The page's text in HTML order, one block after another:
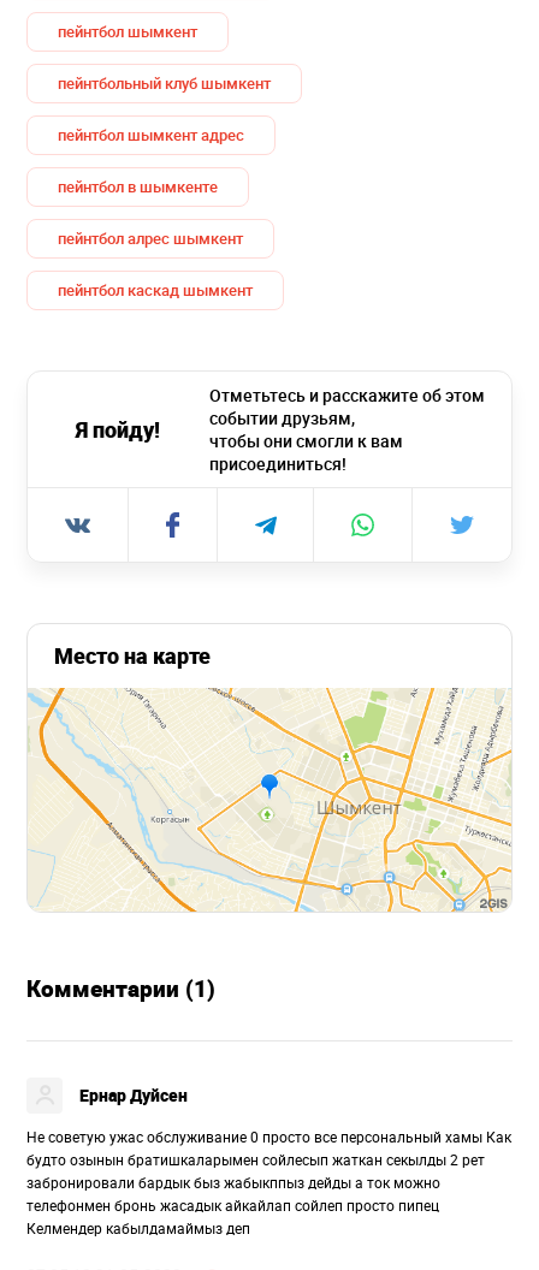
пейнтбол шымкент
пейнтбольный клуб шымкент
пейнтбол шымкент адрес
пейнтбол в шымкенте
пейнтбол алрес шымкент
пейнтбол каскад шымкент
Я пойду!
Отметьтесь и расскажите об этом
событии друзьям,
чтобы они смогли к вам
присоединиться!
Место на карте
Комментарии (1)
Ернар Дуйсен
Не советую ужас обслуживание 0 просто все персональный хамы Как
будто озынын братишкаларымен сойлесып жаткан секылды 2 рет
забронировали бардык быз жабыкппыз дейды а ток можно
телефонмен бронь жасадык айкайлап сойлеп просто пипец
Келмендер кабылдамаймыз деп